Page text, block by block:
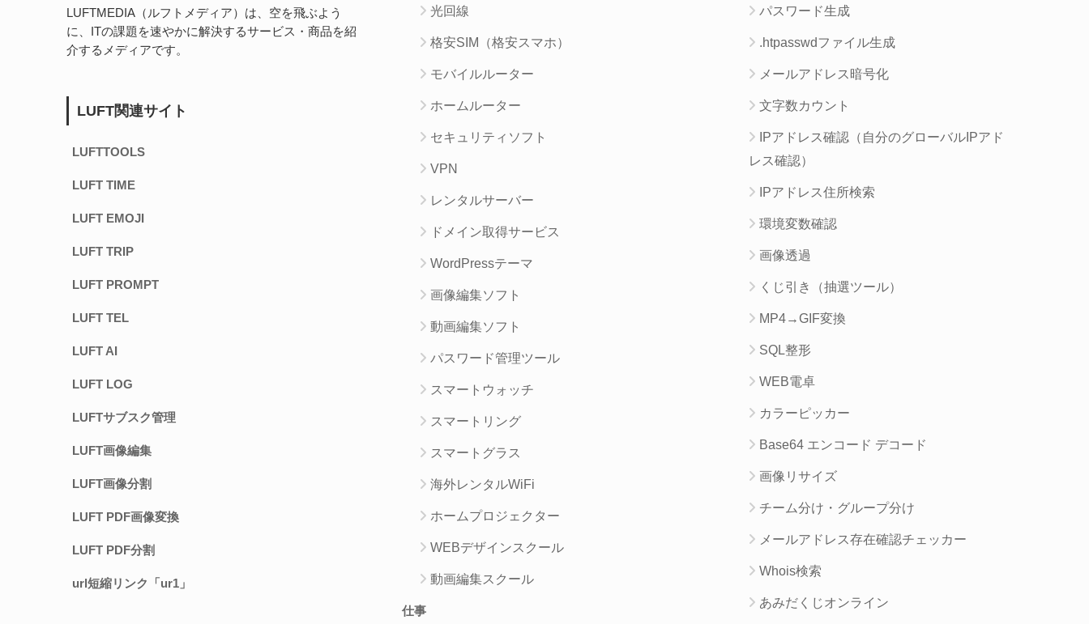
LUFTMEDIA（ルフトメディア）は、空を飛ぶよう
に、ITの課題を速やかに解決するサービス・商品を紹
介するメディアです。
LUFT関連サイト
LUFTTOOLS
LUFT TIME
LUFT EMOJI
LUFT TRIP
LUFT PROMPT
LUFT TEL
LUFT AI
LUFT LOG
LUFTサブスク管理
LUFT画像編集
LUFT画像分割
LUFT PDF画像変換
LUFT PDF分割
url短縮リンク「ur1」
光回線
格安SIM（格安スマホ）
モバイルルーター
ホームルーター
セキュリティソフト
VPN
レンタルサーバー
ドメイン取得サービス
WordPressテーマ
画像編集ソフト
動画編集ソフト
パスワード管理ツール
スマートウォッチ
スマートリング
スマートグラス
海外レンタルWiFi
ホームプロジェクター
WEBデザインスクール
動画編集スクール
仕事
パスワード生成
.htpasswdファイル生成
メールアドレス暗号化
文字数カウント
IPアドレス確認（自分のグローバルIPアド
レス確認）
IPアドレス住所検索
環境変数確認
画像透過
くじ引き（抽選ツール）
MP4→GIF変換
SQL整形
WEB電卓
カラーピッカー
Base64 エンコード デコード
画像リサイズ
チーム分け・グループ分け
メールアドレス存在確認チェッカー
Whois検索
あみだくじオンライン